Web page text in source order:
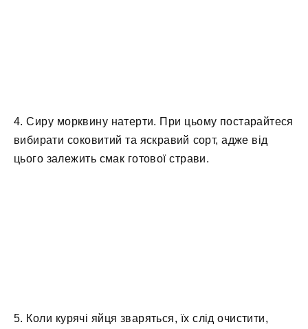
4. Сиру морквину натерти. При цьому постарайтеся
вибирати соковитий та яскравий сорт, адже від
цього залежить смак готової страви.
5. Коли курячі яйця зваряться, їх слід очистити,